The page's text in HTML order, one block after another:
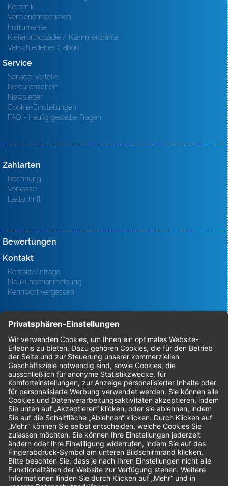
Keramik
Verblendmaterialien
Instrumente
Kieferorthopädie / Klammerdrähte
Verschiedenes (Labor)
Service
Service-Vorteile
Retourenschein
Newsletter
Cookie-Einstellungen
FAQ - Häufig gestellte Fragen
Zahlarten
Rechnung
Vorkasse
Lastschrift
Bewertungen
Kontakt
Kontakt/Anfrage
Neukundenanmeldung
Kennwort vergessen
Bestellungen
Sendung verfolgen
Geprüfter Shop